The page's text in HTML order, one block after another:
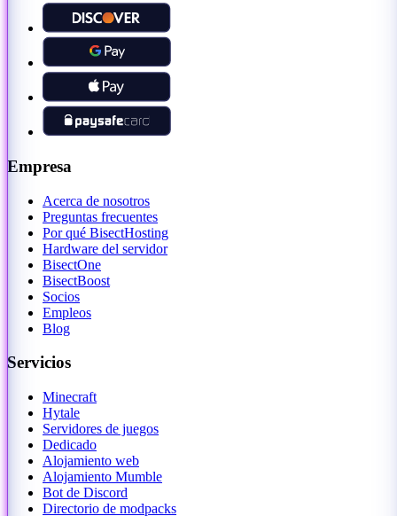
Empresa
Acerca de nosotros
Preguntas frecuentes
Por qué BisectHosting
Hardware del servidor
BisectOne
BisectBoost
Socios
Empleos
Blog
Servicios
Minecraft
Hytale
Servidores de juegos
Dedicado
Alojamiento web
Alojamiento Mumble
Bot de Discord
Directorio de modpacks